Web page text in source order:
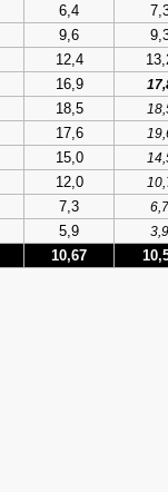
6,4
9,6
12,4
16,9
18,5
17,6
15,0
12,0
7,3
6,7
5,9 3,9
10,67